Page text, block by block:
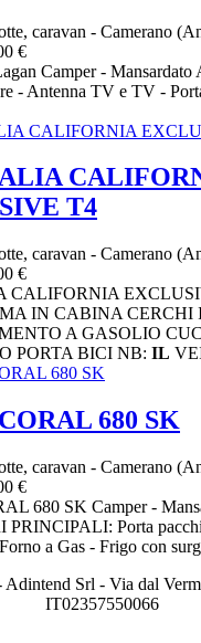
caravan - Camerano
€
Camper - Mansardato
- Antenna TV e TV -
T4
caravan - Camerano
€
CALIFORNIA
IN CABINA CERCHI
A GASOLIO
PORTA BICI NB: IL
680 SK
caravan - Camerano
€
680 SK Camper -
PRINCIPALI: Porta
a Gas - Frigo con
Srl - Via dal
IT02357550066